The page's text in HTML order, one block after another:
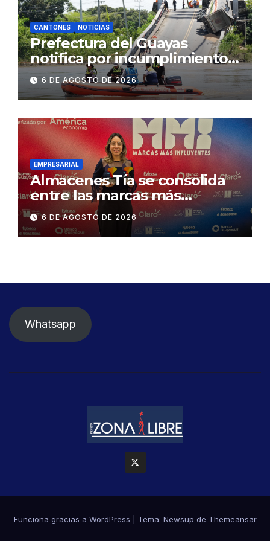
CANTONES NOTICIAS
Prefectura del Guayas
notifica por incumplimiento
contractual a la
Concesionaria CONORTE y
exige celeridad en
desmontaje del puente
Gonzalo Icaza Cornejo, en
Daule
6 DE AGOSTO DE 2026
EMPRESARIAL
Almacenes Tía se consolida
entre las marcas más
influyentes del Ecuador
6 DE AGOSTO DE 2026
Whatsapp
Funciona gracias a WordPress Tema: Newsup de Themeansar